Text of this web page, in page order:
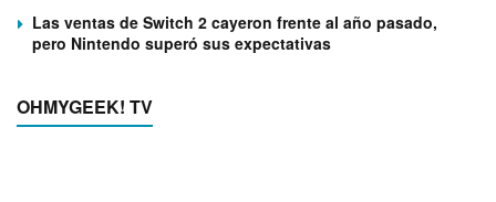
Las ventas de Switch 2 cayeron frente al año pasado,
pero Nintendo superó sus expectativas
OHMYGEEK! TV